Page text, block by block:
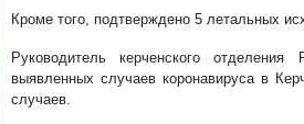
Кроме того, подтверждено 5 летальных
Руководитель керченского отделения
выявленных случаев коронавируса в
случаев.